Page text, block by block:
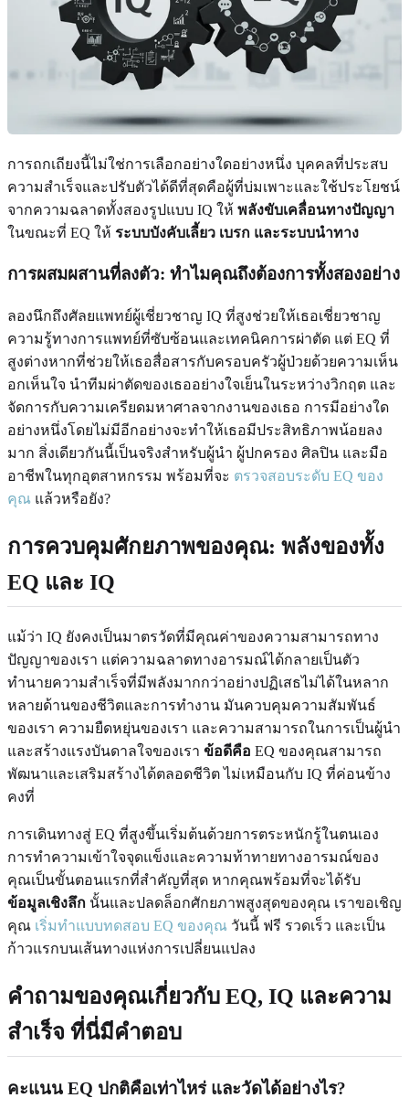
การถกเถียงนี้ไม่ใช่การเลือกอย่างใดอย่างหนึ่ง บุคคลที่ประสบ
ความสำเร็จและปรับตัวได้ดีที่สุดคือผู้ที่บ่มเพาะและใช้ประโยชน์
จากความฉลาดทั้งสองรูปแบบ IQ ให้ พลังขับเคลื่อนทางปัญญา
ในขณะที่ EQ ให้ ระบบบังคับเลี้ยว เบรก และระบบนำทาง
การผสมผสานที่ลงตัว: ทำไมคุณถึงต้องการทั้งสองอย่าง
ลองนึกถึงศัลยแพทย์ผู้เชี่ยวชาญ IQ ที่สูงช่วยให้เธอเชี่ยวชาญ
ความรู้ทางการแพทย์ที่ซับซ้อนและเทคนิคการผ่าตัด แต่ EQ ที่
สูงต่างหากที่ช่วยให้เธอสื่อสารกับครอบครัวผู้ป่วยด้วยความเห็น
อกเห็นใจ นำทีมผ่าตัดของเธออย่างใจเย็นในระหว่างวิกฤต และ
จัดการกับความเครียดมหาศาลจากงานของเธอ การมีอย่างใด
อย่างหนึ่งโดยไม่มีอีกอย่างจะทำให้เธอมีประสิทธิภาพน้อยลง
มาก สิ่งเดียวกันนี้เป็นจริงสำหรับผู้นำ ผู้ปกครอง ศิลปิน และมือ
อาชีพในทุกอุตสาหกรรม พร้อมที่จะ ตรวจสอบระดับ EQ ของ
คุณ แล้วหรือยัง?
การควบคุมศักยภาพของคุณ: พลังของทั้ง
EQ และ IQ
แม้ว่า IQ ยังคงเป็นมาตรวัดที่มีคุณค่าของความสามารถทาง
ปัญญาของเรา แต่ความฉลาดทางอารมณ์ได้กลายเป็นตัว
ทำนายความสำเร็จที่มีพลังมากกว่าอย่างปฏิเสธไม่ได้ในหลาก
หลายด้านของชีวิตและการทำงาน มันควบคุมความสัมพันธ์
ของเรา ความยืดหยุ่นของเรา และความสามารถในการเป็นผู้นำ
และสร้างแรงบันดาลใจของเรา ข้อดีคือ EQ ของคุณสามารถ
พัฒนาและเสริมสร้างได้ตลอดชีวิต ไม่เหมือนกับ IQ ที่ค่อนข้าง
คงที่
การเดินทางสู่ EQ ที่สูงขึ้นเริ่มต้นด้วยการตระหนักรู้ในตนเอง
การทำความเข้าใจจุดแข็งและความท้าทายทางอารมณ์ของ
คุณเป็นขั้นตอนแรกที่สำคัญที่สุด หากคุณพร้อมที่จะได้รับ
ข้อมูลเชิงลึก นั้นและปลดล็อกศักยภาพสูงสุดของคุณ เราขอเชิญ
คุณ เริ่มทำแบบทดสอบ EQ ของคุณ วันนี้ ฟรี รวดเร็ว และเป็น
ก้าวแรกบนเส้นทางแห่งการเปลี่ยนแปลง
คำถามของคุณเกี่ยวกับ EQ, IQ และความ
สำเร็จ ที่นี่มีคำตอบ
คะแนน EQ ปกติคือเท่าไหร่ และวัดได้อย่างไร?